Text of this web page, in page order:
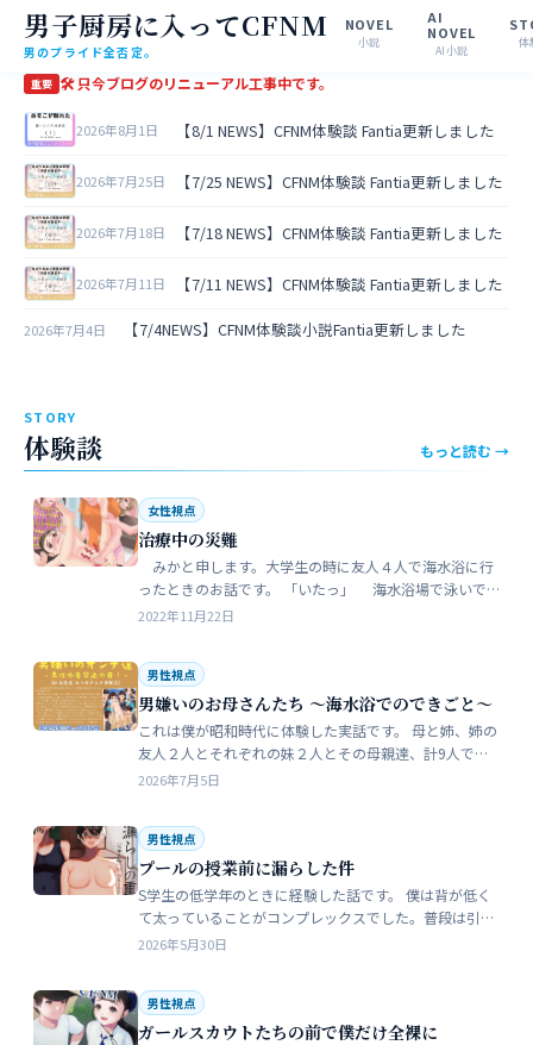
男子厨房に入ってCFNM
男のプライド全否定。
NOVEL
小説
AI
NOVEL
AI小説 体
重要 🛠 只今ブログのリニューアル工事中です。
2026年8月1日 【8/1 NEWS】CFNM体験談 Fantia更新しました
2026年7月25日 【7/25 NEWS】CFNM体験談 Fantia更新しました
2026年7月18日 【7/18 NEWS】CFNM体験談 Fantia更新しました
2026年7月11日 【7/11 NEWS】CFNM体験談 Fantia更新しました
2026年7月4日 【7/4NEWS】CFNM体験談小説Fantia更新しました
STORY
体験談 もっと読む →
女性視点
治療中の災難
みかと申します。大学生の時に友人４人で海水浴に行
ったときのお話です。 「いたっ」 海水浴場で泳いで
いたら、友人のしいなが空瓶で足を切っちゃったんで
2022年11月22日
男性視点
男嫌いのお母さんたち 〜海水浴でのできごと〜
これは僕が昭和時代に体験した実話です。 母と姉、姉の
友人２人とそれぞれの妹２人とその母親達、計9人で海
水浴に行きました。当時、僕はS学５年生で姉の美香はC
2026年7月5日
男性視点
プールの授業前に漏らした件
S学生の低学年のときに経験した話です。 僕は背が低く
て太っていることがコンプレックスでした。普段は引っ
込み思案で大人しい性格をしています。 ただ何でもよく
2026年5月30日
男性視点
ガールスカウトたちの前で僕だけ全裸に